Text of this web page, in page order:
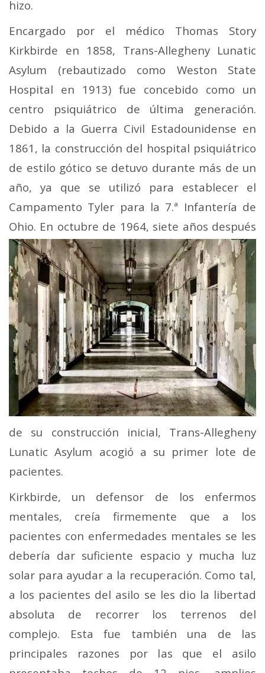
hizo.
Encargado por el médico Thomas Story
Kirkbirde en 1858, Trans-Allegheny Lunatic
Asylum (rebautizado como Weston State
Hospital en 1913) fue concebido como un
centro psiquiátrico de última generación.
Debido a la Guerra Civil Estadounidense en
1861, la construcción del hospital psiquiátrico
de estilo gótico se detuvo durante más de un
año, ya que se utilizó para establecer el
Campamento Tyler para la 7.ª Infantería de
Ohio. En octubre de 1964, siete años después
de su construcción inicial, Trans-Allegheny
Lunatic Asylum acogió a su primer lote de
pacientes.
Kirkbirde, un defensor de los enfermos
mentales, creía firmemente que a los
pacientes con enfermedades mentales se les
debería dar suficiente espacio y mucha luz
solar para ayudar a la recuperación. Como tal,
a los pacientes del asilo se les dio la libertad
absoluta de recorrer los terrenos del
complejo. Esta fue también una de las
principales razones por las que el asilo